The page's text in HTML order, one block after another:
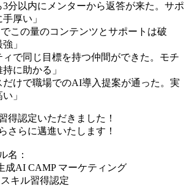
3分以内にメンターから返答が来た。サポ
厚い」
でこの量のコンテンツとサポートは破
」
ィで同じ目標を持つ仲間ができた。モチ
に助かる」
だけで職場でのAI導入提案が通った。実
」
得認定いただきました！
さらに邁進いたします！
名：
成AI CAMP マーケティング
キル習得認定